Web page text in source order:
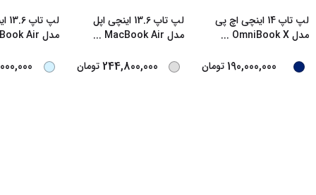
لپ تاپ 14 اینچی اچ‌ پی
مدل OmniBook X
...
190,000,000 تومان
لپ تاپ 13.6 اینچی اپل
مدل MacBook Air
...
244,800,000 تومان
مدل MacBook Air